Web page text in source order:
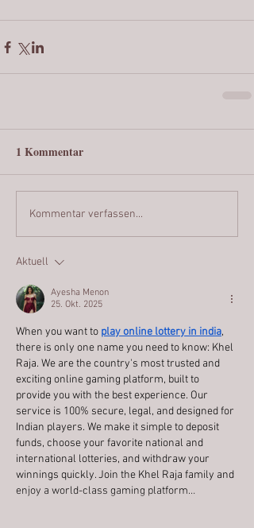
1 Kommentar
Kommentar verfassen...
Aktuell
Ayesha Menon
25. Okt. 2025
When you want to play online lottery in india,
there is only one name you need to know: Khel
Raja. We are the country's most trusted and
exciting online gaming platform, built to
provide you with the best experience. Our
service is 100% secure, legal, and designed for
Indian players. We make it simple to deposit
funds, choose your favorite national and
international lotteries, and withdraw your
winnings quickly. Join the Khel Raja family and
enjoy a world-class gaming platform…